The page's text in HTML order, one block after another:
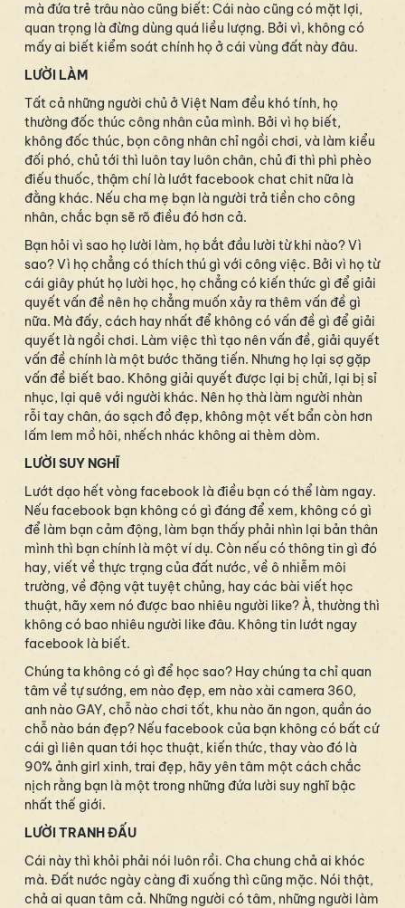
mà đứa trẻ trâu nào cũng biết: Cái nào cũng có mặt lợi,
quan trọng là đừng dùng quá liều lượng. Bởi vì, không có
mấy ai biết kiểm soát chính họ ở cái vùng đất này đâu.
LƯỜI LÀM
Tất cả những người chủ ở Việt Nam đều khó tính, họ
thường đốc thúc công nhân của mình. Bởi vì họ biết,
không đốc thúc, bọn công nhân chỉ ngồi chơi, và làm kiểu
đối phó, chủ tới thì luôn tay luôn chân, chủ đi thì phì phèo
điếu thuốc, thậm chí là lướt facebook chat chit nữa là
đằng khác. Nếu cha mẹ bạn là người trả tiền cho công
nhân, chắc bạn sẽ rõ điều đó hơn cả.
Bạn hỏi vì sao họ lười làm, họ bắt đầu lười từ khi nào? Vì
sao? Vì họ chẳng có thích thú gì với công việc. Bởi vì họ từ
cái giây phút họ lười học, họ chẳng có kiến thức gì để giải
quyết vấn đề nên họ chẳng muốn xảy ra thêm vấn đề gì
nữa. Mà đấy, cách hay nhất để không có vấn đề gì để giải
quyết là ngồi chơi. Làm việc thì tạo nên vấn đề, giải quyết
vấn đề chính là một bước thăng tiến. Nhưng họ lại sợ gặp
vấn đề biết bao. Không giải quyết được lại bị chửi, lại bị sỉ
nhục, lại quê với người khác. Nên họ thà làm người nhàn
rỗi tay chân, áo sạch đồ đẹp, không một vết bẩn còn hơn
lấm lem mồ hôi, nhếch nhác không ai thèm dòm.
LƯỜI SUY NGHĨ
Lướt dạo hết vòng facebook là điều bạn có thể làm ngay.
Nếu facebook bạn không có gì đáng để xem, không có gì
để làm bạn cảm động, làm bạn thấy phải nhìn lại bản thân
mình thì bạn chính là một ví dụ. Còn nếu có thông tin gì đó
hay, viết về thực trạng của đất nước, về ô nhiễm môi
trường, về động vật tuyệt chủng, hay các bài viết học
thuật, hãy xem nó được bao nhiêu người like? À, thường thì
không có bao nhiêu người like đâu. Không tin lướt ngay
facebook là biết.
Chúng ta không có gì để học sao? Hay chúng ta chỉ quan
tâm về tự sướng, em nào đẹp, em nào xài camera 360,
anh nào GAY, chỗ nào chơi tốt, khu nào ăn ngon, quần áo
chỗ nào bán đẹp? Nếu facebook của bạn không có bất cứ
cái gì liên quan tới học thuật, kiến thức, thay vào đó là
90% ảnh girl xinh, trai đẹp, hãy yên tâm một cách chắc
nịch rằng bạn là một trong những đứa lười suy nghĩ bậc
nhất thế giới.
LƯỜI TRANH ĐẤU
Cái này thì khỏi phải nói luôn rồi. Cha chung chả ai khóc
mà. Đất nước ngày càng đi xuống thì cũng mặc. Nói thật,
chả ai quan tâm cả. Những người có tâm, những người làm